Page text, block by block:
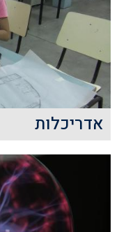
מסתקרנים
בתים? אולי
לסדנת
ולשרטוט
אדריכלות